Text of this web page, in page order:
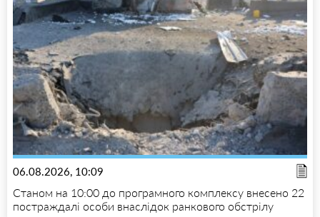
06.08.2026, 10:09
Станом на 10:00 до програмного комплексу внесено 22
постраждалі особи внаслідок ранкового обстрілу